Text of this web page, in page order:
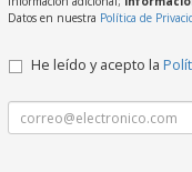
Datos en nuestra Política de
He leído y acepto la